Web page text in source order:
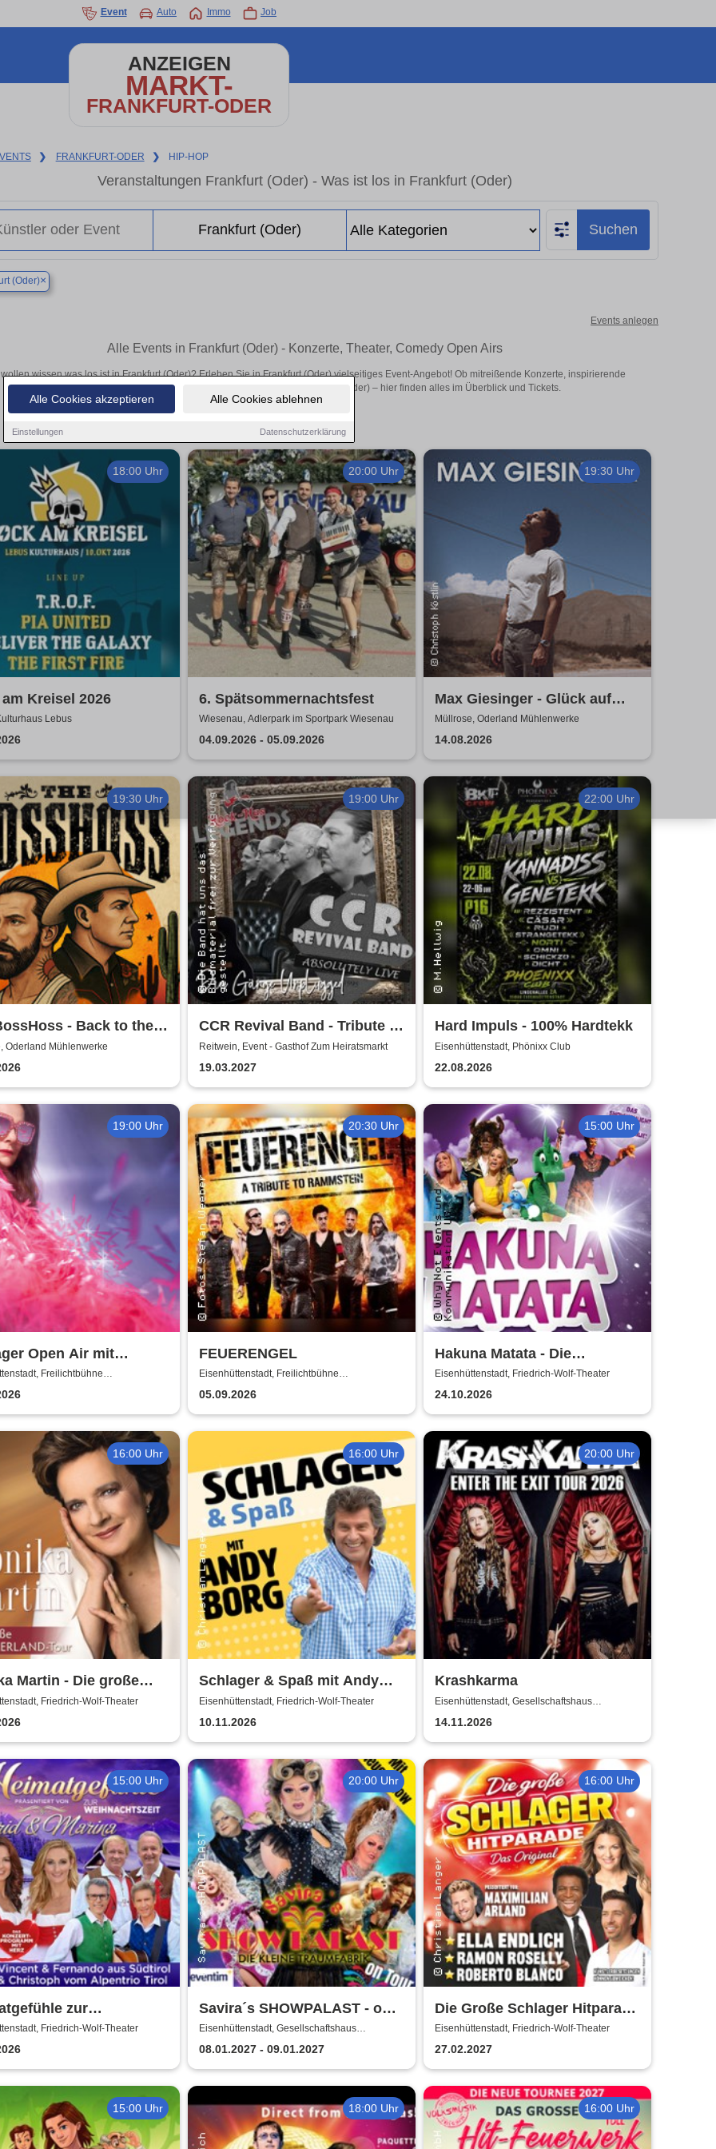
Alle Cookies akzeptieren Alle Cookies ablehnen
Einstellungen Datenschutzerklärung
Event Auto Immo Job
ANZEIGEN
MARKT-
FRANKFURT-ODER
❯ FRANKFURT-ODER ❯ HIP-HOP
Veranstaltungen Frankfurt (Oder) - Was ist los in Frankfurt (Oder)
Suchen
(Oder)×
Events anlegen
Alle Events in Frankfurt (Oder) - Konzerte, Theater, Comedy Open Airs
wissen was los ist in Frankfurt (Oder)? Erleben Sie in Frankfurt (Oder) vielseitiges Event-Angebot! Ob mitreißende Konzerte, inspirierende
Theateraufführungen oder aufregende Veranstaltungen in Frankfurt (Oder) – hier finden alles im Überblick und Tickets.
18:00 Uhr
Kreisel 2026
Lebus
20:00 Uhr
6. Spätsommernachtsfest
Wiesenau, Adlerpark im Sportpark Wiesenau
04.09.2026 - 05.09.2026
19:30 Uhr
Max Giesinger - Glück auf
den Straßen 2026
Müllrose, Oderland Mühlenwerke
14.08.2026
19:30 Uhr
- Back to the
- LIVE - Summer 2026
Oderland Mühlenwerke
19:00 Uhr
CCR Revival Band - Tribute to
Creedence Clearwater Revival
Reitwein, Event - Gasthof Zum Heiratsmarkt
19.03.2027
22:00 Uhr
Hard Impuls - 100% Hardtekk
Eisenhüttenstadt, Phönixx Club
22.08.2026
19:00 Uhr
Open Air mit
Rosenberg: Marie
Oli P & Tina Söllner
Freilichtbühne
20:30 Uhr
FEUERENGEL
Eisenhüttenstadt, Freilichtbühne
Eisenhüttenstadt
05.09.2026
15:00 Uhr
Hakuna Matata - Die
einzigartige große
Kindermusical-Gala
Eisenhüttenstadt, Friedrich-Wolf-Theater
24.10.2026
16:00 Uhr
Martin - Die große
Tour
Friedrich-Wolf-Theater
16:00 Uhr
Schlager & Spaß mit Andy
Borg und Gästen
Eisenhüttenstadt, Friedrich-Wolf-Theater
10.11.2026
20:00 Uhr
Krashkarma
Eisenhüttenstadt, Gesellschaftshaus
14.11.2026
15:00 Uhr
zur
2026 - Das
mit Herz
Friedrich-Wolf-Theater
20:00 Uhr
Savira´s SHOWPALAST - on
Tour / Die bunte Travestie -
Varieté - Revue
Eisenhüttenstadt, Gesellschaftshaus
Schleicher
08.01.2027 - 09.01.2027
16:00 Uhr
Die Große Schlager Hitparade
- Das Original - 2027
Eisenhüttenstadt, Friedrich-Wolf-Theater
27.02.2027
15:00 Uhr 18:00 Uhr 16:00 Uhr